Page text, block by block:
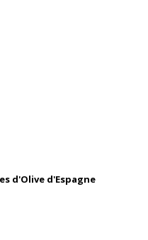
d'Olive d'Espagne